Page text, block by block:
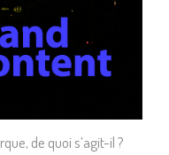
de quoi s’agit-il ?